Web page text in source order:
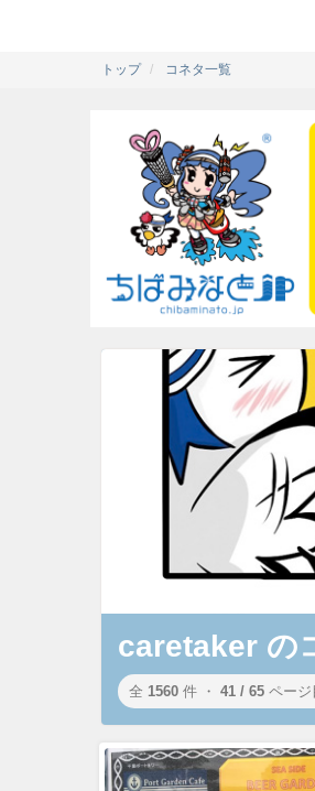
トップ コネタ一覧
caretaker の
全 1560 件 ・ 41 / 65 ページ